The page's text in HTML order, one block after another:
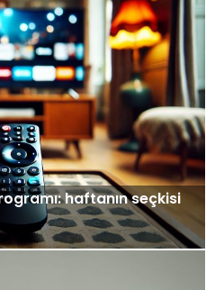
haftanın seçkisi